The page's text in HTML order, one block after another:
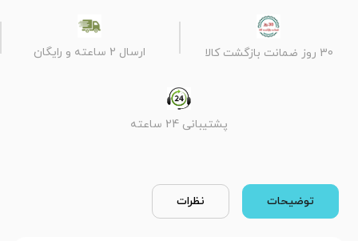
30 روز ضمانت بازگشت کالا ارسال 2 ساعته و رایگان
پشتیبانی 24 ساعته
توضیحات نظرات